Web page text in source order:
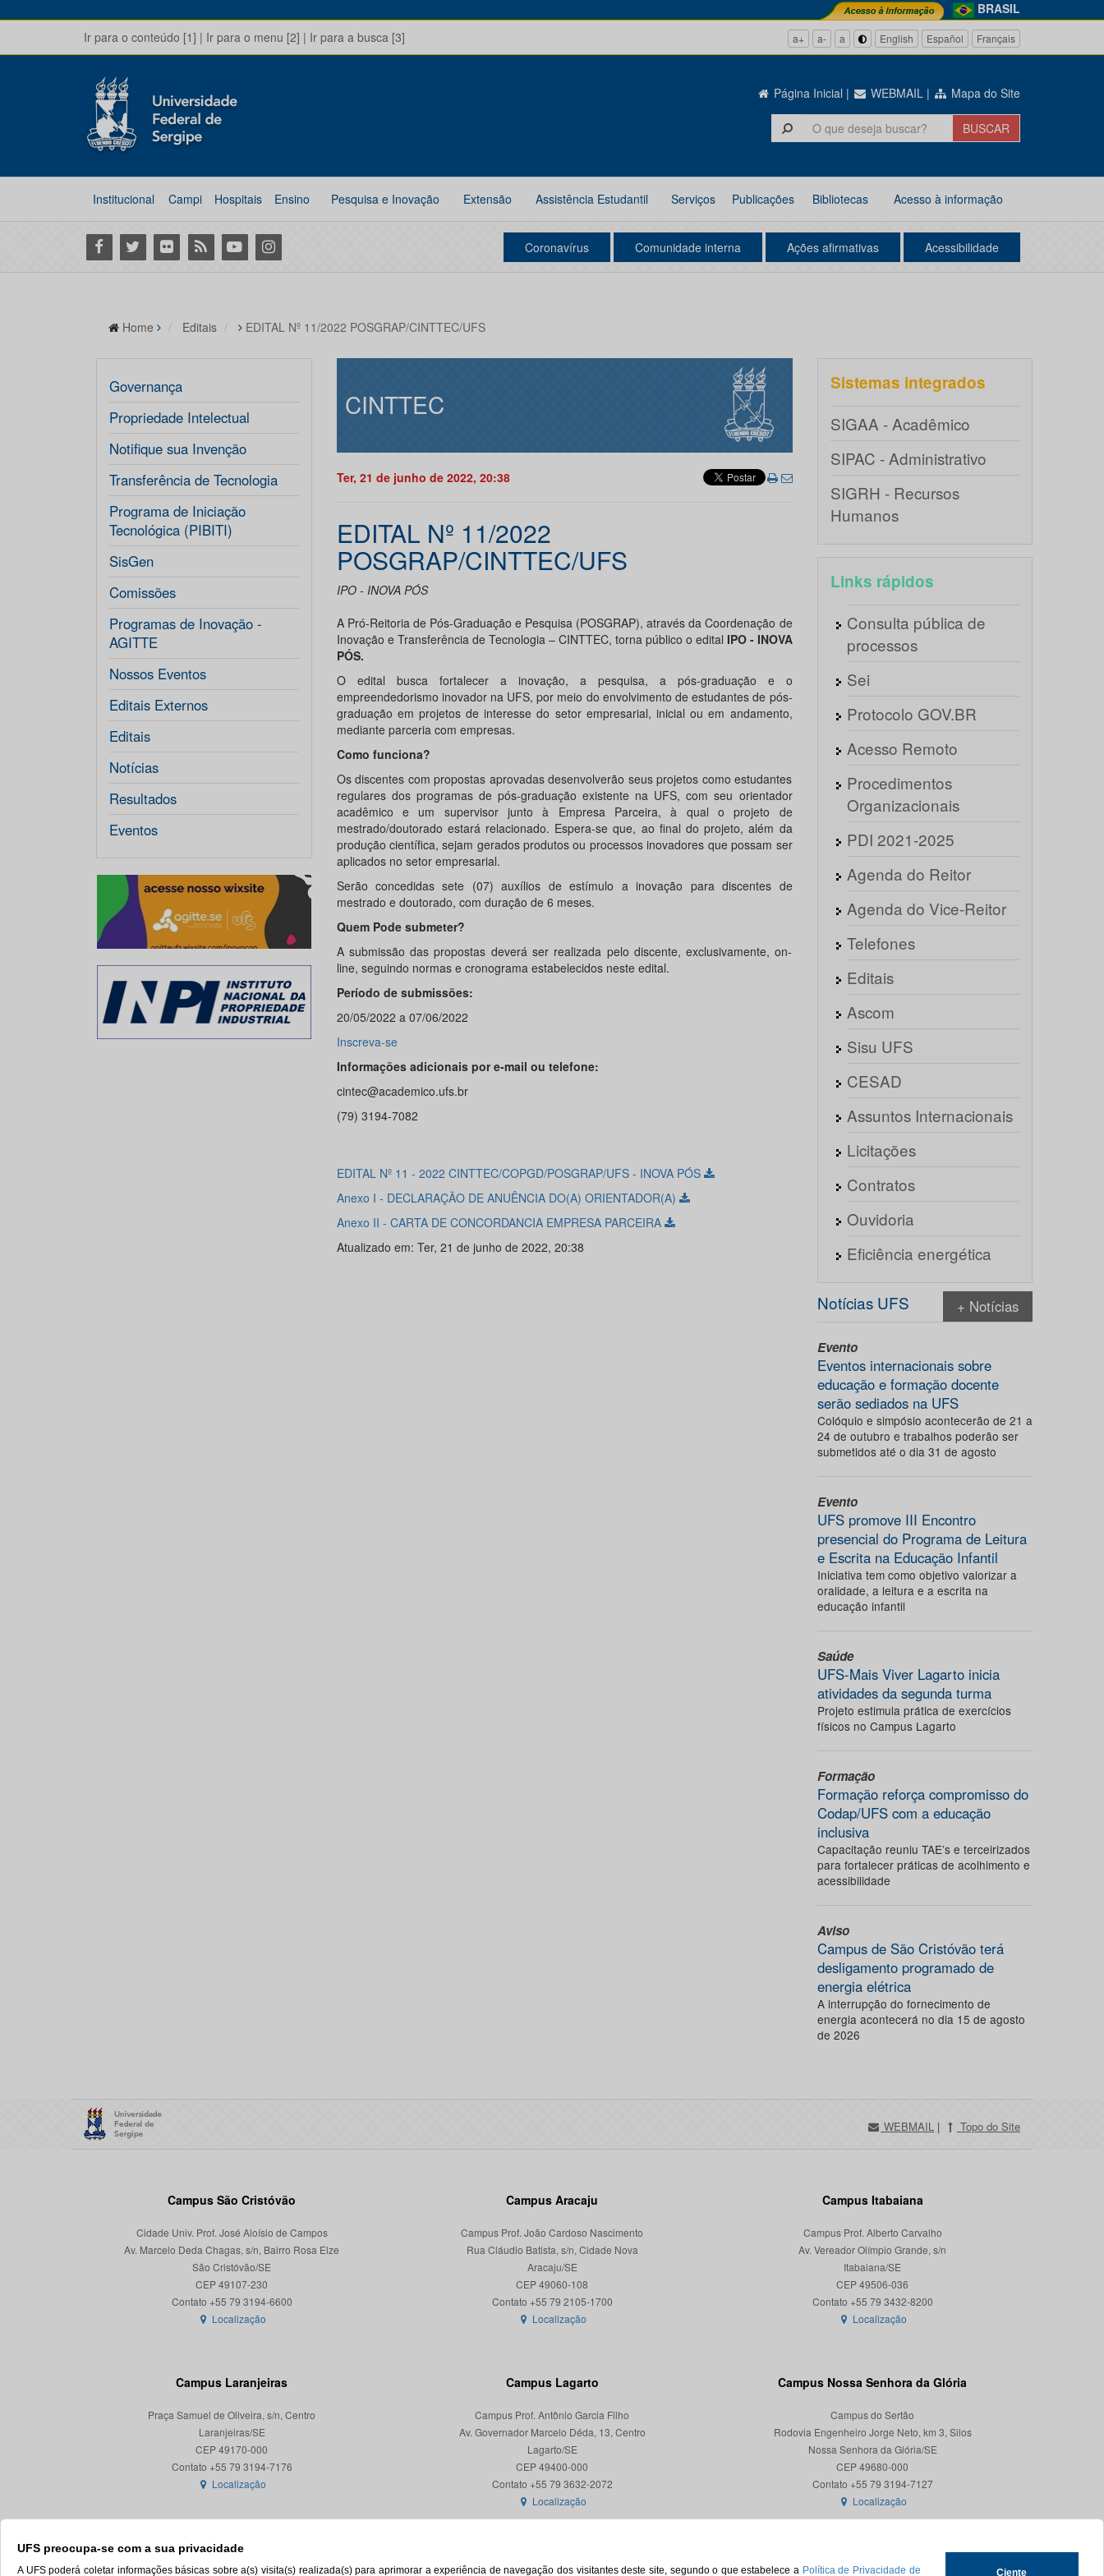
BRASIL
Ir para o conteúdo [1] | Ir para o menu [2] | Ir para a busca [3] a+ a- a English Español Français
Página Inicial | WEBMAIL | Mapa do Site
Institucional Campi Hospitais Ensino Pesquisa e Inovação Extensão Assistência Estudantil Serviços Publicações Bibliotecas Acesso à informação
Facebook
Twitter Flickr RSS YoutubeInstagram Coronavírus Comunidade interna Ações afirmativas Acessibilidade
UFS preocupa-se com a sua privacidade
A UFS poderá coletar informações básicas sobre a(s) visita(s) realizada(s) para aprimorar a experiência de navegação dos visitantes deste site, segundo o que estabelece a Política de Privacidade de Ciente
Home Editais EDITAL Nº 11/2022 POSGRAP/CINTTEC/UFS
Governança
Propriedade Intelectual
Notifique sua Invenção
Transferência de Tecnologia
Programa de Iniciação
Tecnológica (PIBITI)
SisGen
Comissões
Programas de Inovação -
AGITTE
Nossos Eventos
Editais Externos
Editais
Notícias
Resultados
Eventos
CINTTEC
Ter, 21 de junho de 2022, 20:38
EDITAL Nº 11/2022
POSGRAP/CINTTEC/UFS
IPO - INOVA PÓS
A Pró-Reitoria de Pós-Graduação e Pesquisa (POSGRAP), através da Coordenação de
Inovação e Transferência de Tecnologia – CINTTEC, torna público o edital IPO - INOVA
PÓS.
O edital busca fortalecer a inovação, a pesquisa, a pós-graduação e o
empreendedorismo inovador na UFS, por meio do envolvimento de estudantes de pós-
graduação em projetos de interesse do setor empresarial, inicial ou em andamento,
mediante parceria com empresas.
Como funciona?
Os discentes com propostas aprovadas desenvolverão seus projetos como estudantes
regulares dos programas de pós-graduação existente na UFS, com seu orientador
acadêmico e um supervisor junto à Empresa Parceira, à qual o projeto de
mestrado/doutorado estará relacionado. Espera-se que, ao final do projeto, além da
produção científica, sejam gerados produtos ou processos inovadores que possam ser
aplicados no setor empresarial.
Serão concedidas sete (07) auxílios de estímulo a inovação para discentes de
mestrado e doutorado, com duração de 6 meses.
Quem Pode submeter?
A submissão das propostas deverá ser realizada pelo discente, exclusivamente, on-
line, seguindo normas e cronograma estabelecidos neste edital.
Período de submissões:
20/05/2022 a 07/06/2022
Inscreva-se
Informações adicionais por e-mail ou telefone:
cintec@academico.ufs.br
(79) 3194-7082
EDITAL Nº 11 - 2022 CINTTEC/COPGD/POSGRAP/UFS - INOVA PÓS
Anexo I - DECLARAÇÃO DE ANUÊNCIA DO(A) ORIENTADOR(A)
Anexo II - CARTA DE CONCORDANCIA EMPRESA PARCEIRA
Atualizado em: Ter, 21 de junho de 2022, 20:38
Sistemas integrados
SIGAA - Acadêmico
SIPAC - Administrativo
SIGRH - Recursos
Humanos
Links rápidos
Consulta pública de
processos
Sei
Protocolo GOV.BR
Acesso Remoto
Procedimentos
Organizacionais
PDI 2021-2025
Agenda do Reitor
Agenda do Vice-Reitor
Telefones
Editais
Ascom
Sisu UFS
CESAD
Assuntos Internacionais
Licitações
Contratos
Ouvidoria
Eficiência energética
Notícias UFS + Notícias
Evento
Eventos internacionais sobre
educação e formação docente
serão sediados na UFS
Colóquio e simpósio acontecerão de 21 a
24 de outubro e trabalhos poderão ser
submetidos até o dia 31 de agosto
Evento
UFS promove III Encontro
presencial do Programa de Leitura
e Escrita na Educação Infantil
Iniciativa tem como objetivo valorizar a
oralidade, a leitura e a escrita na
educação infantil
Saúde
UFS-Mais Viver Lagarto inicia
atividades da segunda turma
Projeto estimula prática de exercícios
físicos no Campus Lagarto
Formação
Formação reforça compromisso do
Codap/UFS com a educação
inclusiva
Capacitação reuniu TAE’s e terceirizados
para fortalecer práticas de acolhimento e
acessibilidade
Aviso
Campus de São Cristóvão terá
desligamento programado de
energia elétrica
A interrupção do fornecimento de
energia acontecerá no dia 15 de agosto
de 2026
WEBMAIL | Topo do Site
Campus São Cristóvão
Cidade Univ. Prof. José Aloísio de Campos
Av. Marcelo Deda Chagas, s/n, Bairro Rosa Elze
São Cristóvão/SE
CEP 49107-230
Localização
Campus Aracaju
Campus Prof. João Cardoso Nascimento
Rua Cláudio Batista, s/n, Cidade Nova
Aracaju/SE
CEP 49060-108
Localização
Campus Itabaiana
Campus Prof. Alberto Carvalho
Av. Vereador Olímpio Grande, s/n
Itabaiana/SE
CEP 49506-036
Localização
Campus Laranjeiras
Praça Samuel de Oliveira, s/n, Centro
Laranjeiras/SE
CEP 49170-000
Localização
Campus Lagarto
Campus Prof. Antônio Garcia Filho
Av. Governador Marcelo Déda, 13, Centro
Lagarto/SE
CEP 49400-000
Localização
Campus Nossa Senhora da Glória
Campus do Sertão
Rodovia Engenheiro Jorge Neto, km 3, Silos
Nossa Senhora da Glória/SE
CEP 49680-000
Contato +55 79 3194-7127
Localização